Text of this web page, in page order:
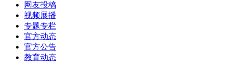
网友投稿
视频展播
专题专栏
官方动态
官方公告
教育动态